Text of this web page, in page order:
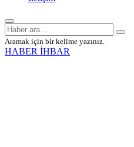
Aramak için bir kelime yazınız.
HABER İHBAR